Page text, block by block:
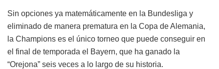
Sin opciones ya matemáticamente en la Bundesliga y
eliminado de manera prematura en la Copa de Alemania,
la Champions es el único torneo que puede conseguir en
el final de temporada el Bayern, que ha ganado la
“Orejona” seis veces a lo largo de su historia.